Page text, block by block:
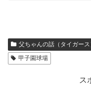
父ちゃんの話（タイガース
甲子園球場
ス